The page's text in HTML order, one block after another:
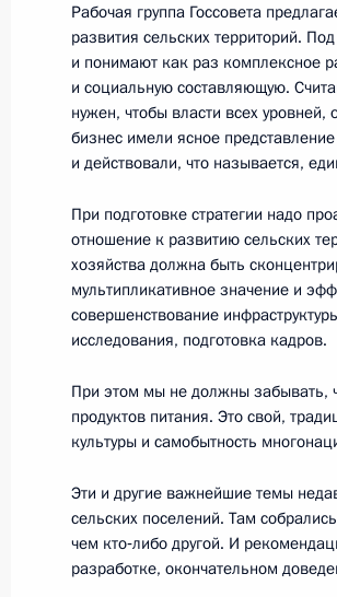
Перечень
о
и детства
4 марта 2014 года, 17:00
17 февраля 2014
Заседание
в области семьи,
17 февраля 2014 года,
23 декабря 2013
Совместное
достижения
23 декабря 2013 года,
Рабочая группа Госсовета
развития сельских территорий.
и понимают как раз комплексное
и социальную составляющую.
нужен, чтобы власти всех уровней,
бизнес имели ясное
и действовали, что называется,
При подготовке стратегии надо
отношение к развитию сельских
хозяйства должна быть
мультипликативное значение и
совершенствование
исследования, подготовка кадров.
При этом мы не должны забывать,
продуктов питания. Это свой,
культуры и самобытность
Эти и другие важнейшие темы
сельских поселений. Там
чем кто‑либо другой. И
разработке, окончательном